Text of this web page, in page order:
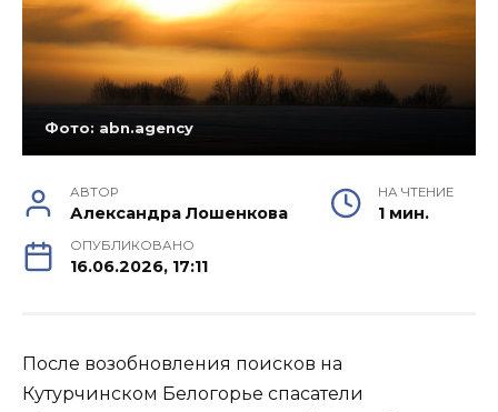
Фото: abn.agency
АВТОР
Александра Лошенкова
НА ЧТЕНИЕ
1 мин.
ОПУБЛИКОВАНО
16.06.2026, 17:11
После возобновления поисков на
Кутурчинском Белогорье спасатели